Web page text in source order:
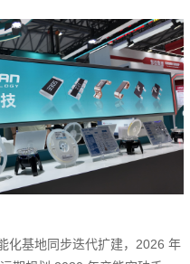
化基地同步迭代扩建，2026 年